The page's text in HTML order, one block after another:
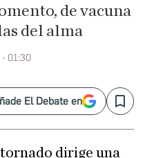
de vacuna
del alma
- 01:30
El Debate en Save
dirige una